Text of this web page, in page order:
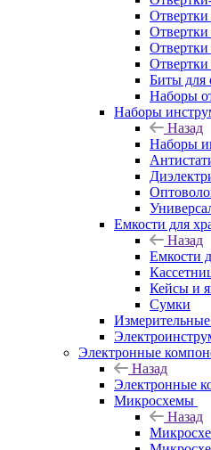
Отвертки
Отвертки
Биты для
Наборы
Наборы
Назад
Наборы
Емкости для
Назад
Емкости
Кейсы и
Сумки
Электронные
Назад
Электронные
Микросхемы
Назад